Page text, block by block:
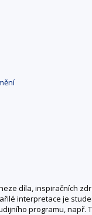
díla, inspiračních
interpretace je
programu, např.